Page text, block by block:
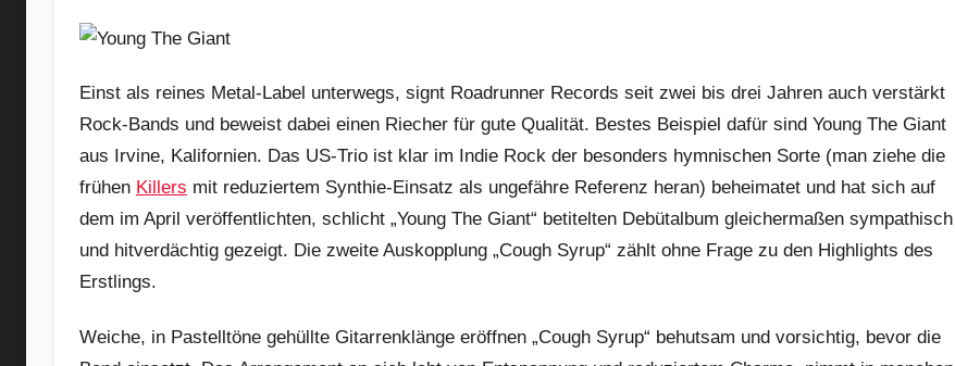
Einst als reines Metal-Label unterwegs, signt Roadrunner Records seit zwei bis drei Jahren auch verstärkt
Rock-Bands und beweist dabei einen Riecher für gute Qualität. Bestes Beispiel dafür sind Young The Giant
aus Irvine, Kalifornien. Das US-Trio ist klar im Indie Rock der besonders hymnischen Sorte (man ziehe die
frühen Killers mit reduziertem Synthie-Einsatz als ungefähre Referenz heran) beheimatet und hat sich auf
dem im April veröffentlichten, schlicht „Young The Giant“ betitelten Debütalbum gleichermaßen sympathisch
und hitverdächtig gezeigt. Die zweite Auskopplung „Cough Syrup“ zählt ohne Frage zu den Highlights des
Erstlings.
Weiche, in Pastelltöne gehüllte Gitarrenklänge eröffnen „Cough Syrup“ behutsam und vorsichtig, bevor die